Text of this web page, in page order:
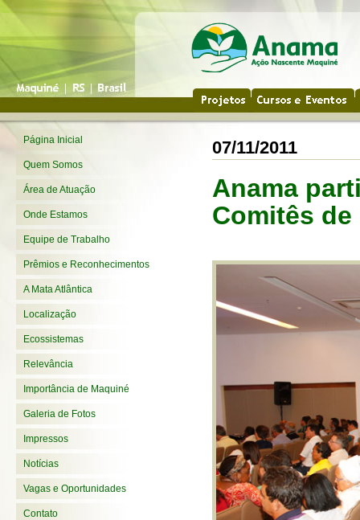
Página Inicial
Quem Somos
Área de Atuação
Onde Estamos
Equipe de Trabalho
Prêmios e Reconhecimentos
A Mata Atlântica
Localização
Ecossistemas
Relevância
Importância de Maquiné
Galeria de Fotos
Impressos
Notícias
Vagas e Oportunidades
Contato
07/11/2011
Anama
Comitês